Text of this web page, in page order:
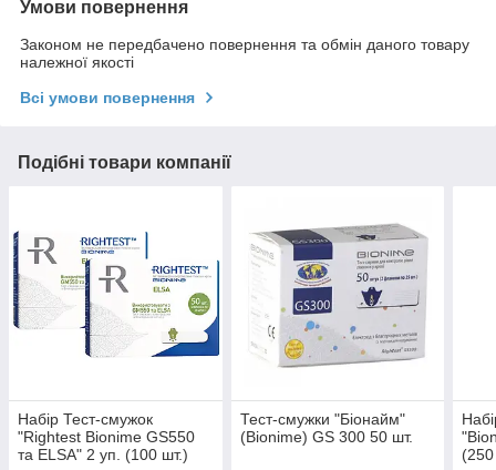
Умови повернення
Законом не передбачено повернення та обмін даного товару
належної якості
Всі умови повернення
Подібні товари компанії
Набір Тест-смужок
"Rightest Bionime GS550
та ELSA" 2 уп. (100 шт.)
Тест-смужки "Біонайм"
(Bionime) GS 300 50 шт.